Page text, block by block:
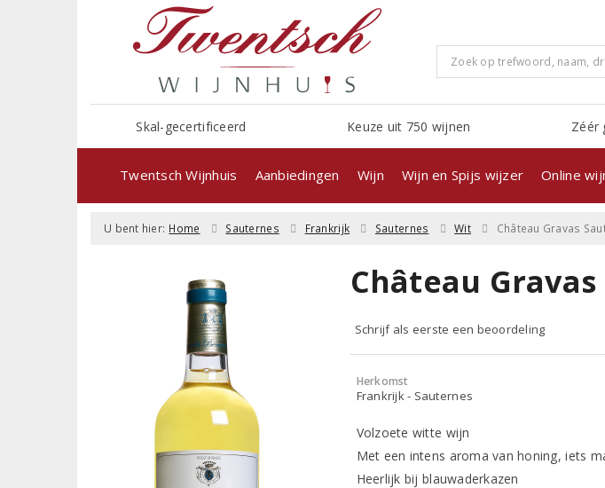
Skal-gecertificeerd Keuze uit 750 wijnen Zéér
Twentsch Wijnhuis Aanbiedingen Wijn Wijn en Spijs wijzer Online
U bent hier: Home Sauternes Frankrijk Sauternes Wit Château Gravas
Château
Schrijf als eerste een beoordeling
Herkomst
Frankrijk - Sauternes
Volzoete witte wijn
Met een intens aroma van honing, iets
Heerlijk bij blauwaderkazen